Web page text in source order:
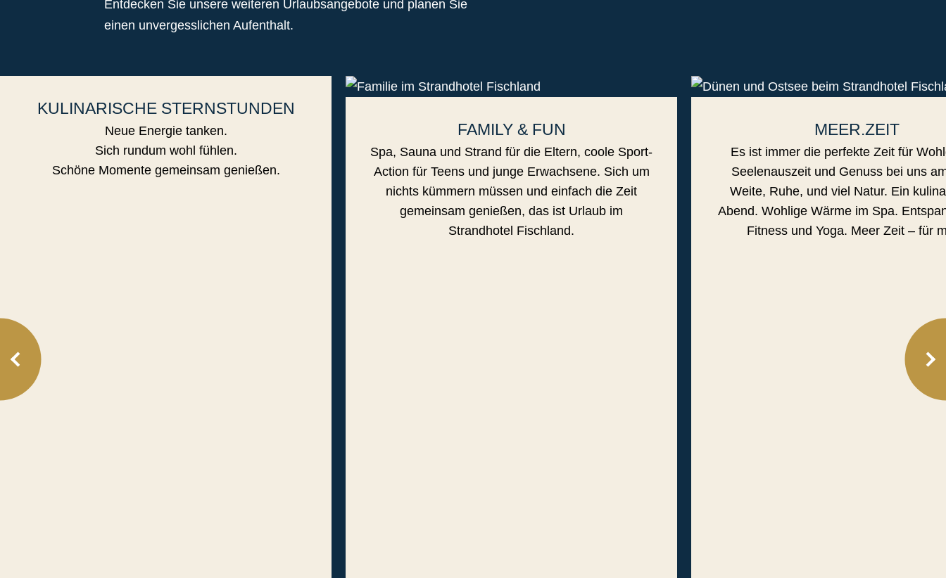
Entdecken Sie unsere weiteren Urlaubsangebote und planen Sie
einen unvergesslichen Aufenthalt.
KULINARISCHE STERNSTUNDEN
Neue Energie tanken.
Sich rundum wohl fühlen.
Schöne Momente gemeinsam genießen.
FAMILY & FUN
Spa, Sauna und Strand für die Eltern, coole Sport-
Action für Teens und junge Erwachsene. Sich um
nichts kümmern müssen und einfach die Zeit
gemeinsam genießen, das ist Urlaub im
Strandhotel Fischland.
MEER.ZEIT
Es ist immer die perfekte Zeit für
Seelenauszeit und Genuss bei uns
Weite, Ruhe, und viel Natur. Ein
Abend. Wohlige Wärme im Spa.
Fitness und Yoga. Meer Zeit – für